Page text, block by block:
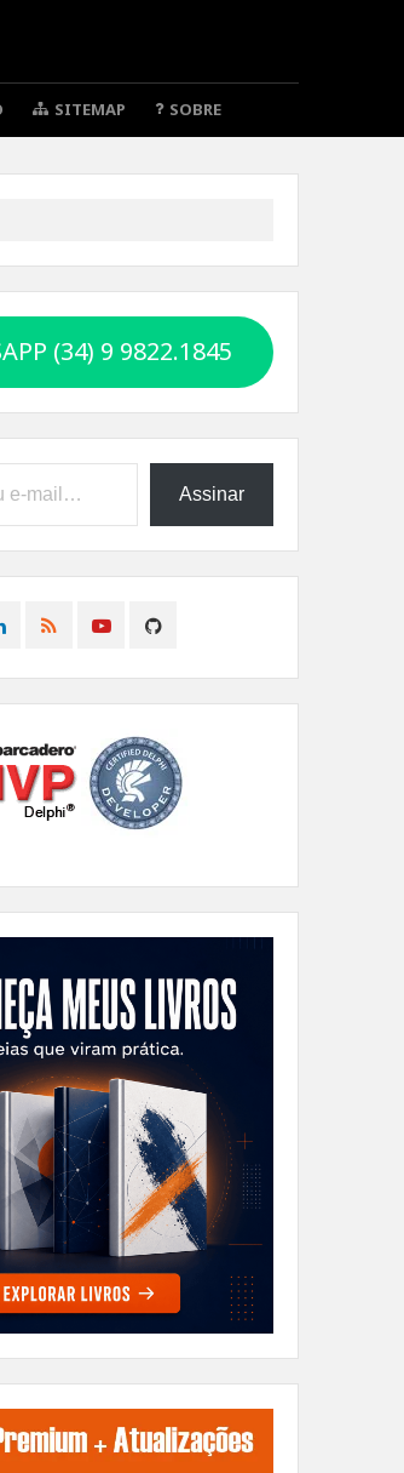
SITEMAP SOBRE
(34) 9 9822.1845
Assinar
CONNECT
LINKEDIN
CONNECT
RSS
CONNECT
YOUTUBEGITHUB